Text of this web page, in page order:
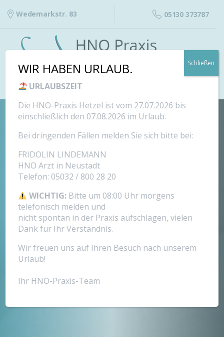
Wedemarkstr. 83 05130 373787
WIR HABEN URLAUB.
URLAUBSZEIT
Die HNO-Praxis Hetzel ist vom 27.07.2026 bis
einschließlich den 07.08.2026 im Urlaub.
Bei dringenden Fällen melden Sie sich bitte bei:
FRIDOLIN LINDEMANN
HNO Arzt in Neustadt
Telefon: 05032 / 800 28 20
WICHTIG: Bitte um 08:00 Uhr morgens
telefonisch melden und
nicht spontan in der Praxis aufschlagen, vielen
Dank für Ihr Verständnis.
Wir freuen uns auf Ihren Besuch nach unserem
Urlaub!
Ihr HNO-Praxis-Team
Schließen